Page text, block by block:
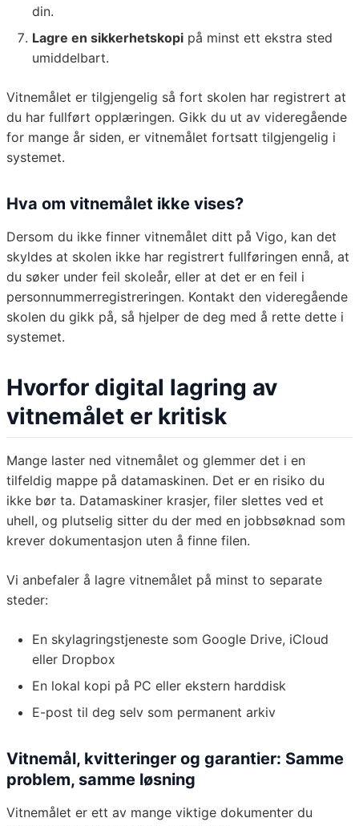
din.
Lagre en sikkerhetskopi på minst ett ekstra sted
umiddelbart.
Vitnemålet er tilgjengelig så fort skolen har registrert at
du har fullført opplæringen. Gikk du ut av videregående
for mange år siden, er vitnemålet fortsatt tilgjengelig i
systemet.
Hva om vitnemålet ikke vises?
Dersom du ikke finner vitnemålet ditt på Vigo, kan det
skyldes at skolen ikke har registrert fullføringen ennå, at
du søker under feil skoleår, eller at det er en feil i
personnummerregistreringen. Kontakt den videregående
skolen du gikk på, så hjelper de deg med å rette dette i
systemet.
Hvorfor digital lagring av
vitnemålet er kritisk
Mange laster ned vitnemålet og glemmer det i en
tilfeldig mappe på datamaskinen. Det er en risiko du
ikke bør ta. Datamaskiner krasjer, filer slettes ved et
uhell, og plutselig sitter du der med en jobbsøknad som
krever dokumentasjon uten å finne filen.
Vi anbefaler å lagre vitnemålet på minst to separate
steder:
En skylagringstjeneste som Google Drive, iCloud
eller Dropbox
En lokal kopi på PC eller ekstern harddisk
E-post til deg selv som permanent arkiv
Vitnemål, kvitteringer og garantier: Samme
problem, samme løsning
Vitnemålet er ett av mange viktige dokumenter du